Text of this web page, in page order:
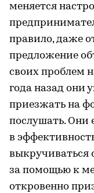
меняется
правило, даже
предложение
своих проблем
года назад они
приезжать на
послушать. Они
в
выкручиваться
за помощью к
откровенно